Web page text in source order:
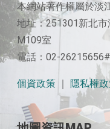
本網站著作權屬於淡
地址：251301新北
M109室
電話：02-
個資政策 隱私權